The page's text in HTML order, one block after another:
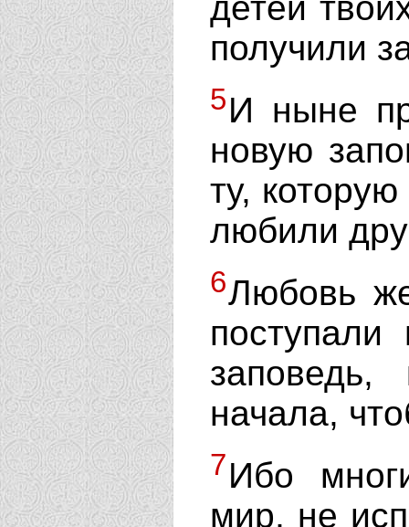
получили
5И ныне
новую
ту,
любили
6Любовь
начала,
7Ибо
мир, не